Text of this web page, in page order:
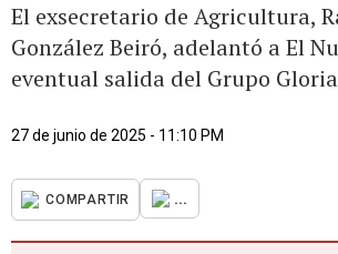
El exsecretario de Agricultura,
González Beiró, adelantó a El
eventual salida del Grupo
27 de junio de 2025 - 11:10 PM
COMPARTIR ...